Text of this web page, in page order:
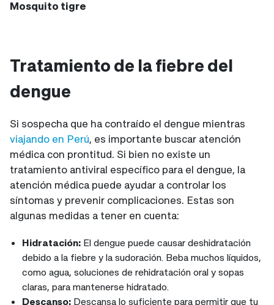
Mosquito tigre
Tratamiento de la fiebre del
dengue
Si sospecha que ha contraído el dengue mientras
viajando en Perú, es importante buscar atención
médica con prontitud. Si bien no existe un
tratamiento antiviral específico para el dengue, la
atención médica puede ayudar a controlar los
síntomas y prevenir complicaciones. Estas son
algunas medidas a tener en cuenta:
Hidratación: El dengue puede causar deshidratación
debido a la fiebre y la sudoración. Beba muchos líquidos,
como agua, soluciones de rehidratación oral y sopas
claras, para mantenerse hidratado.
Descanso: Descansa lo suficiente para permitir que tu